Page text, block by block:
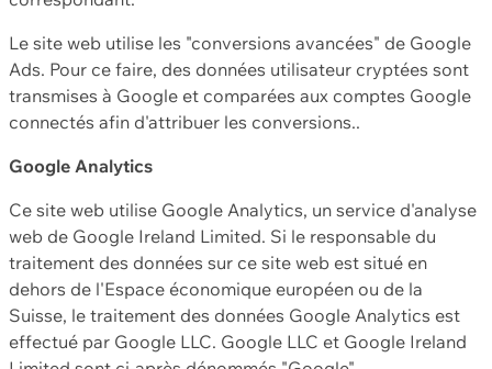
Le site web utilise les "conversions avancées" de Google
Ads. Pour ce faire, des données utilisateur cryptées sont
transmises à Google et comparées aux comptes Google
connectés afin d'attribuer les conversions..
Google Analytics
Ce site web utilise Google Analytics, un service d'analyse
web de Google Ireland Limited. Si le responsable du
traitement des données sur ce site web est situé en
dehors de l'Espace économique européen ou de la
Suisse, le traitement des données Google Analytics est
effectué par Google LLC. Google LLC et Google Ireland